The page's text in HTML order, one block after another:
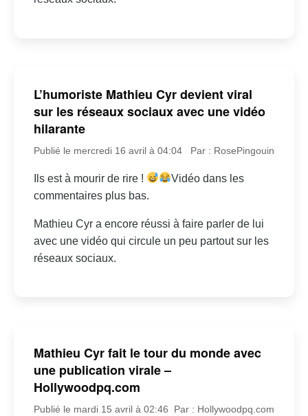
L’humoriste Mathieu Cyr devient viral
sur les réseaux sociaux avec une vidéo
hilarante
Publié le mercredi 16 avril à 04:04 Par : RosePingouin
Ils est à mourir de rire !
Vidéo dans les
commentaires plus bas.
Mathieu Cyr a encore réussi à faire parler de lui
avec une vidéo qui circule un peu partout sur les
réseaux sociaux.
Mathieu Cyr fait le tour du monde avec
une publication virale –
Hollywoodpq.com
Publié le mardi 15 avril à 02:46 Par : Hollywoodpq.com